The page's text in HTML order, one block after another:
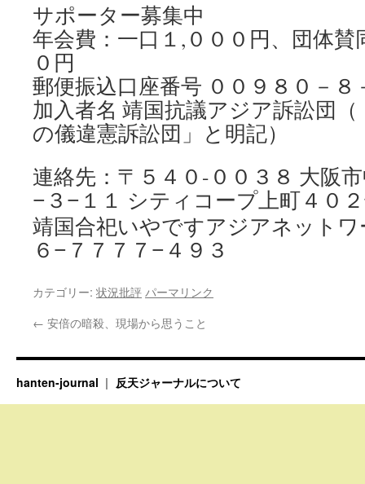
サポーター募集中
年会費：一口１,０００円、団体賛
０円
郵便振込口座番号 ００９８０－８
加入者名 靖国抗議アジア訴訟団
の儀違憲訴訟団」と明記）
連絡先：〒５４０-００３８ 大阪
− ３ − １１ シティコープ上町４０
靖国合祀いやですアジアネット
６ − ７７７７ − ４９３
カテゴリー: 状況批評 パーマリンク
← 安倍の暗殺、現場から思うこと
hanten-journal 反天ジャーナルについて